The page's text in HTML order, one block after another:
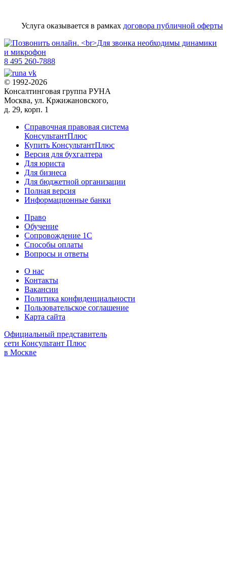
Услуга оказывается в рамках договора публичной оферты
8 495 260-7888
© 1992-2026
Консалтинговая группа РУНА
Москва, ул. Кржижановского,
д. 29, корп. 1
Справочная правовая система
КонсультантПлюс
Купить КонсультантПлюс
Версия для бухгалтера
Для юриста
Для бизнеса
Для бюджетной организации
Полная версия
Информационные банки
Право
Обучение
Сопровождение 1С
Способы оплаты
Вопросы и ответы
О нас
Контакты
Вакансии
Политика конфиденциальности
Пользовательское соглашение
Карта сайта
Официальный представитель
сети Консультант Плюс
в Москве